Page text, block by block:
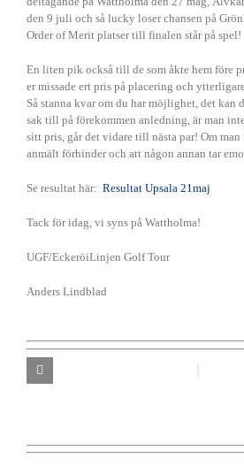
den 9 juli och så lucky loser chansen på
Order of Merit platser till finalen står på spel!
En liten pik också till de som åkte hem före
er missade ert pris på placering och
Så stanna kvar om du har möjlighet, det
sak till på förekommen anledning, är man
sitt pris, går det vidare till nästa par! Om
anmält förhinder och att någon annan tar
Se resultat här: Resultat Upsala 21maj
Tack för idag, vi syns på Wattholma!
UGF/EckeröiLinjen Golf Tour
Anders Lindblad